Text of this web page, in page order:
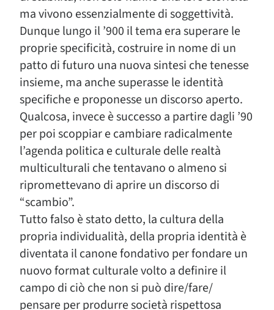
ma vivono essenzialmente di soggettività.
Dunque lungo il ’900 il tema era superare le
proprie specificità, costruire in nome di un
patto di futuro una nuova sintesi che tenesse
insieme, ma anche superasse le identità
specifiche e proponesse un discorso aperto.
Qualcosa, invece è successo a partire dagli ’90
per poi scoppiar e cambiare radicalmente
l’agenda politica e culturale delle realtà
multiculturali che tentavano o almeno si
ripromettevano di aprire un discorso di
“scambio”.
Tutto falso è stato detto, la cultura della
propria individualità, della propria identità è
diventata il canone fondativo per fondare un
nuovo format culturale volto a definire il
campo di ciò che non si può dire/fare/
pensare per produrre società rispettosa